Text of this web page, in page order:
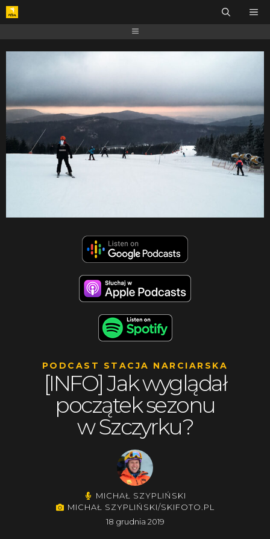
PODCAST STACJA NARCIARSKA
[INFO] Jak wyglądał
początek sezonu
w Szczyrku?
MICHAŁ SZYPLIŃSKI
MICHAŁ SZYPLIŃSKI/SKIFOTO.PL
18 grudnia 2019